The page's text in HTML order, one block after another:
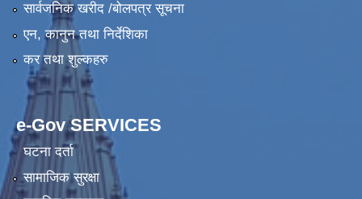
सार्वजनिक खरीद /बोलपत्र सूचना
एन, कानुन तथा निर्देशिका
कर तथा शुल्कहरु
e-Gov SERVICES
घटना दर्ता
सामाजिक सुरक्षा